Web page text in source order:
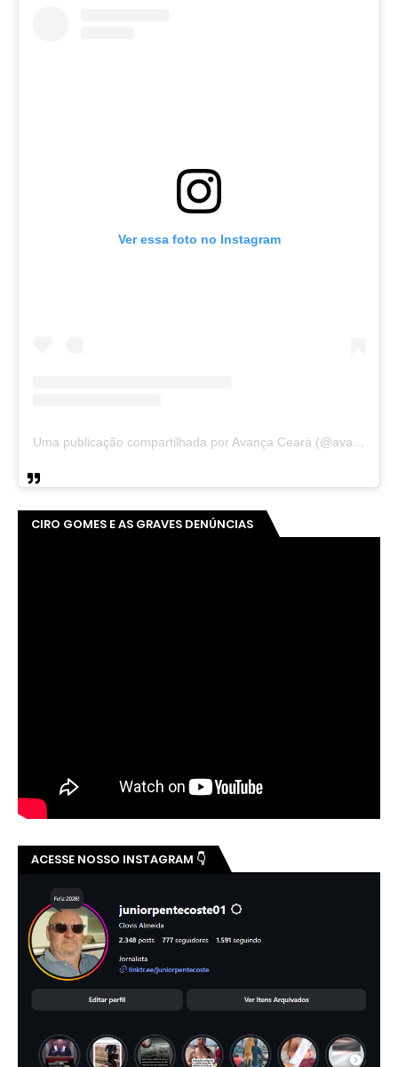
Ver essa foto no Instagram
Uma publicação compartilhada por Avança Ceará (@avancaceara)
CIRO GOMES E AS GRAVES DENÚNCIAS
ACESSE NOSSO INSTAGRAM 👇